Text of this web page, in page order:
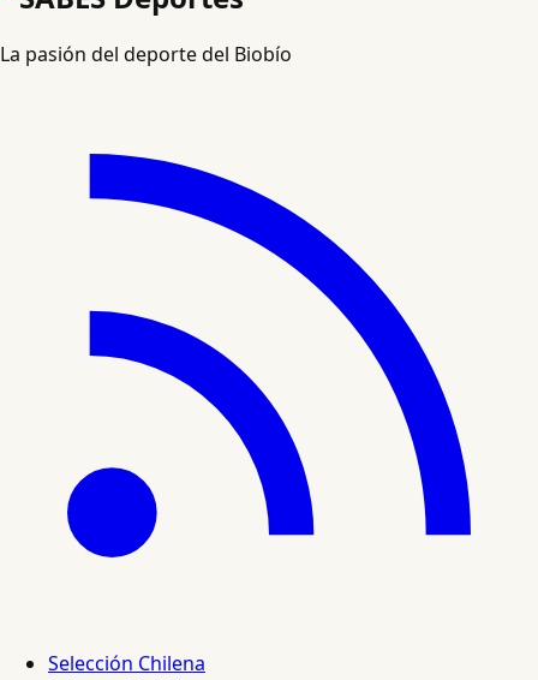
La pasión del deporte del Biobío
Selección Chilena